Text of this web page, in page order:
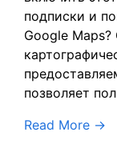
подписки и
Google
позволяет
Read More →